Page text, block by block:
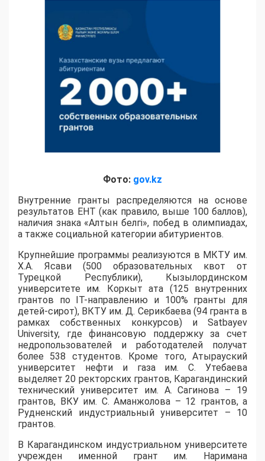
Фото: gov.kz
Внутренние гранты распределяются на основе
результатов ЕНТ (как правило, выше 100 баллов),
наличия знака «Алтын белгі», побед в олимпиадах,
а также социальной категории абитуриентов.
​Крупнейшие программы реализуются в МКТУ им.
Х.А. Ясави (500 образовательных квот от
Турецкой Республики), Кызылординском
университете им. Коркыт ата (125 внутренних
грантов по IT-направлению и 100% гранты для
детей-сирот), ВКТУ им. Д. Серикбаева (94 гранта в
рамках собственных конкурсов) и Satbayev
University, где финансовую поддержку за счет
недропользователей и работодателей получат
более 538 студентов. Кроме того, Атырауский
университет нефти и газа им. С. Утебаева
выделяет 20 ректорских грантов, Карагандинский
технический университет им. А. Сагинова – 19
грантов, ВКУ им. С. Аманжолова – 12 грантов, а
Рудненский индустриальный университет – 10
грантов.
​В Карагандинском индустриальном университете
учрежден именной грант им. Наримана